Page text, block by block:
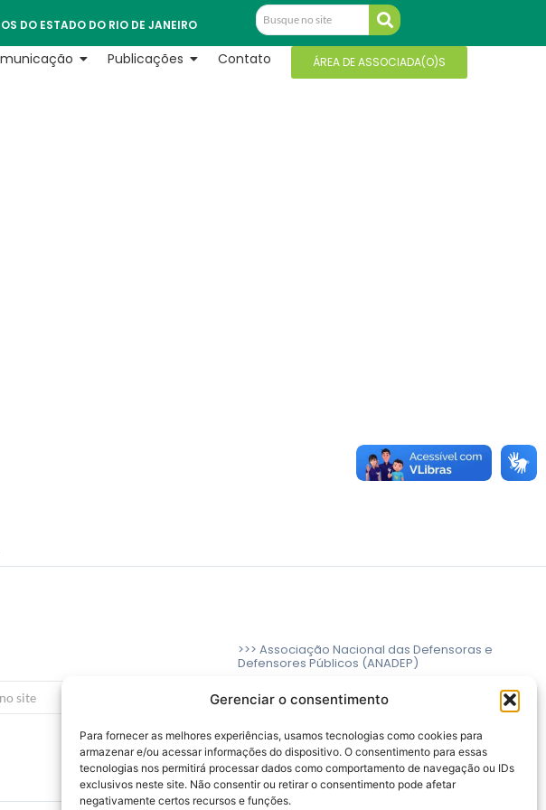
Gerenciar o consentimento
Para fornecer as melhores experiências, usamos tecnologias como cookies para
armazenar e/ou acessar informações do dispositivo. O consentimento para essas
tecnologias nos permitirá processar dados como comportamento de navegação ou IDs
exclusivos neste site. Não consentir ou retirar o consentimento pode afetar
negativamente certos recursos e funções.
DO ESTADO DO RIO DE JANEIRO
Publicações Contato ÁREA DE ASSOCIADA(O)S
>>> Associação Nacional das Defensoras e
Defensores Públicos (ANADEP)
>>> Defensoria Pública do Rio de Janeiro
Defensoria Pública do Estado do Rio de
Janeiro (CAMARJ)